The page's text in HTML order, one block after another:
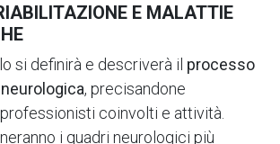
E MALATTIE
si definirà e descriverà il processo
, precisandone
coinvolti e attività.
i quadri neurologici più